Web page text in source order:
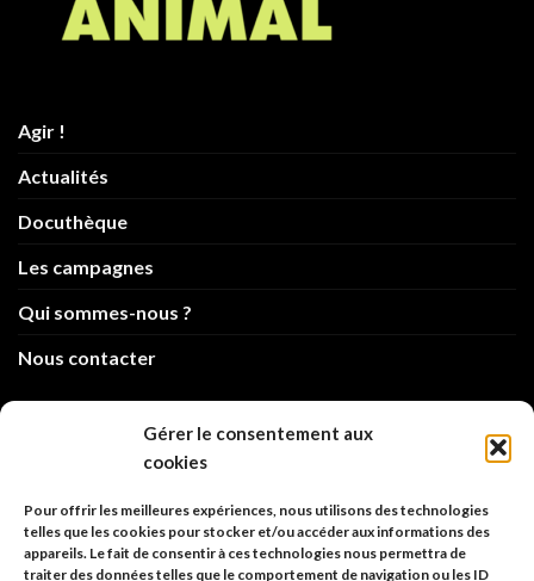
Gérer le consentement aux
cookies
Pour offrir les meilleures expériences, nous utilisons des technologies
telles que les cookies pour stocker et/ou accéder aux informations des
appareils. Le fait de consentir à ces technologies nous permettra de
traiter des données telles que le comportement de navigation ou les ID
Agir !
Actualités
Docuthèque
Les campagnes
Qui sommes-nous ?
Nous contacter
info@code-animal.com
Code Animal
26, rue principale